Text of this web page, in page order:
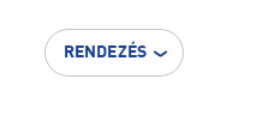
RENDEZÉS